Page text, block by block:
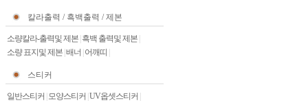
칼라출력 / 흑백출력 / 제본
소량칼라-출력및 제본 흑백 출력및 제본
소량 표지및 제본 배너 어깨띠
스티커
일반스티커 모양스티커 UV옵셋스티커